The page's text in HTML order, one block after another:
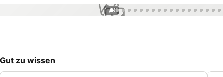
1 / 99
Gut zu wissen